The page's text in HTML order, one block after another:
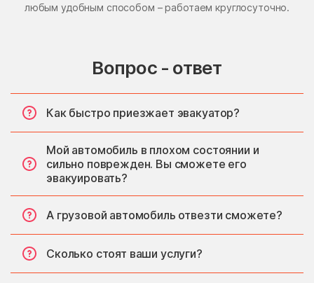
любым удобным способом – работаем круглосуточно.
Вопрос - ответ
Как быстро приезжает эвакуатор?
Мой автомобиль в плохом состоянии и
сильно поврежден. Вы сможете его
эвакуировать?
А грузовой автомобиль отвезти сможете?
Сколько стоят ваши услуги?